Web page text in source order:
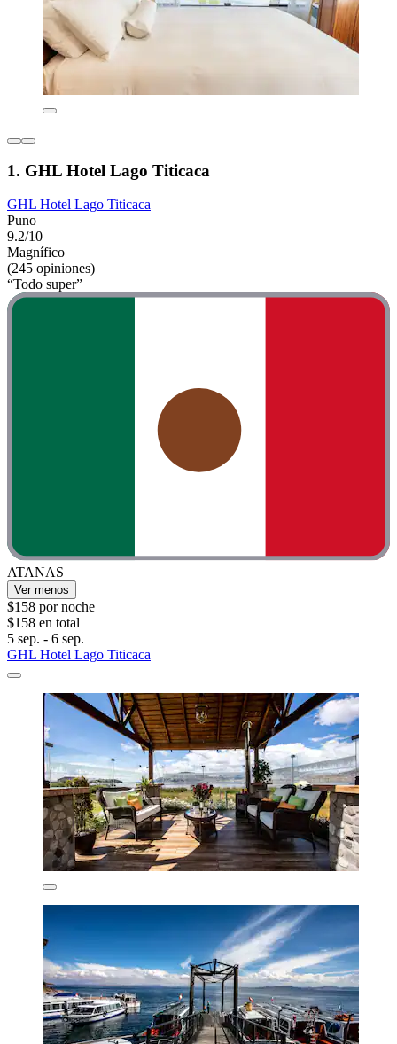
1. GHL Hotel Lago Titicaca
GHL Hotel Lago Titicaca
Puno
9.2/10
Magnífico
(245 opiniones)
“Todo super”
ATANAS
Ver menos
$158 por noche
$158 en total
5 sep. - 6 sep.
GHL Hotel Lago Titicaca